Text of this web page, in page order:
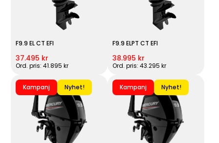
F9.9 EL CT EFI
37.495 kr
Ord. pris: 41.895 kr
F9.9 ELPT CT EFI
38.995 kr
Ord. pris: 43.295 kr
Kampanj Nyhet! Kampanj Nyhet!